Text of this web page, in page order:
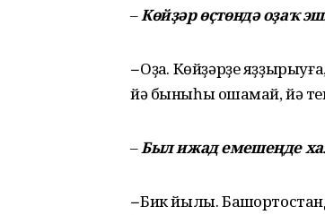
–Көйҙәр өҫтөндә оҙаҡ
–Оҙаҡ. Көйҙәрҙе
йә быныһы оҡшамай, йә
–Был ижад емешеңде
–Бик йылы.